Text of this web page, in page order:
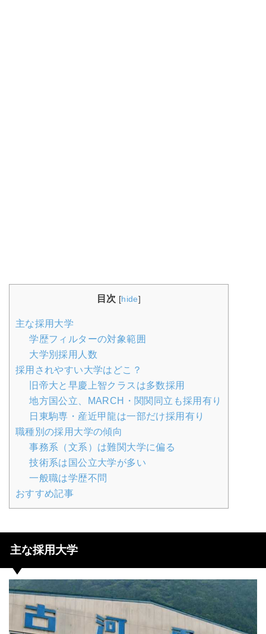
目次 [hide]
主な採用大学
学歴フィルターの対象範囲
大学別採用人数
採用されやすい大学はどこ？
旧帝大と早慶上智クラスは多数採用
地方国公立、MARCH・関関同立も採用有り
日東駒専・産近甲龍は一部だけ採用有り
職種別の採用大学の傾向
事務系（文系）は難関大学に偏る
技術系は国公立大学が多い
一般職は学歴不問
おすすめ記事
主な採用大学